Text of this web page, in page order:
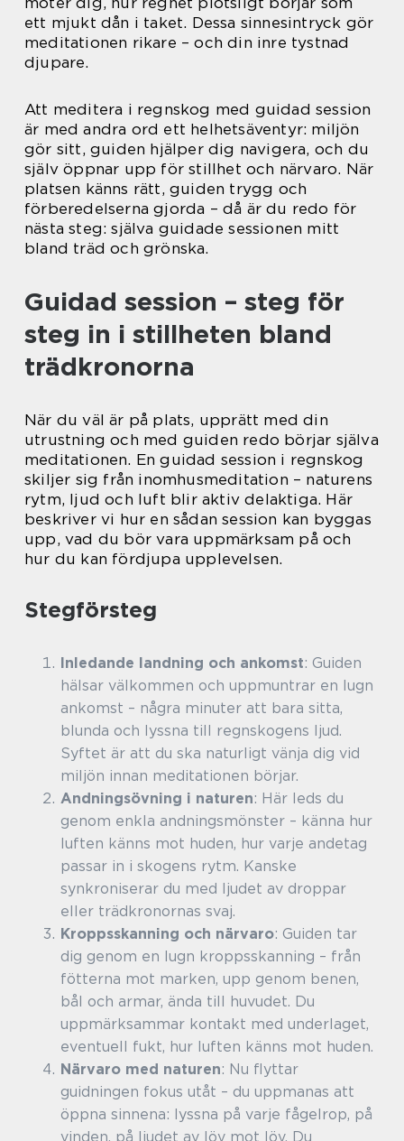
ett mjukt dån i taket. Dessa sinnesintryck gör
meditationen rikare – och din inre tystnad
djupare.
Att meditera i regnskog med guidad session
är med andra ord ett helhetsäventyr: miljön
gör sitt, guiden hjälper dig navigera, och du
själv öppnar upp för stillhet och närvaro. När
platsen känns rätt, guiden trygg och
förberedelserna gjorda – då är du redo för
nästa steg: själva guidade sessionen mitt
bland träd och grönska.
Guidad session – steg för
steg in i stillheten bland
trädkronorna
När du väl är på plats, upprätt med din
utrustning och med guiden redo börjar själva
meditationen. En guidad session i regnskog
skiljer sig från inomhusmeditation – naturens
rytm, ljud och luft blir aktiv delaktiga. Här
beskriver vi hur en sådan session kan byggas
upp, vad du bör vara uppmärksam på och
hur du kan fördjupa upplevelsen.
Stegförsteg
Inledande landning och ankomst: Guiden
hälsar välkommen och uppmuntrar en lugn
ankomst – några minuter att bara sitta,
blunda och lyssna till regnskogens ljud.
Syftet är att du ska naturligt vänja dig vid
miljön innan meditationen börjar.
Andningsövning i naturen: Här leds du
genom enkla andningsmönster – känna hur
luften känns mot huden, hur varje andetag
passar in i skogens rytm. Kanske
synkroniserar du med ljudet av droppar
eller trädkronornas svaj.
Kroppsskanning och närvaro: Guiden tar
dig genom en lugn kroppsskanning – från
fötterna mot marken, upp genom benen,
bål och armar, ända till huvudet. Du
uppmärksammar kontakt med underlaget,
eventuell fukt, hur luften känns mot huden.
Närvaro med naturen: Nu flyttar
guidningen fokus utåt – du uppmanas att
öppna sinnena: lyssna på varje fågelrop, på
vinden, på ljudet av löv mot löv. Du